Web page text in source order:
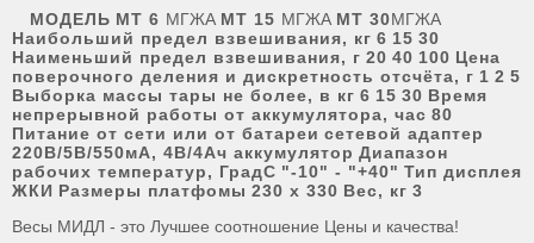
МОДЕЛЬ МТ 6 МГЖА МТ 15 МГЖА МТ 30МГЖА
Наибольший предел взвешивания, кг 6 15 30
Наименьший предел взвешивания, г 20 40 100 Цена
поверочного деления и дискретность отсчёта, г 1 2 5
Выборка массы тары не более, в кг 6 15 30 Время
непрерывной работы от аккумулятора, час 80
Питание от сети или от батареи сетевой адаптер
220В/5В/550мА, 4В/4Ач аккумулятор Диапазон
рабочих температур, ГрадС "-10" - "+40" Тип дисплея
ЖКИ Размеры платфомы 230 х 330 Вес, кг 3
Весы МИДЛ - это Лучшее соотношение Цены и качества!